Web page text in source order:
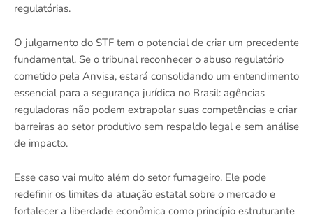
regulatórias.
O julgamento do STF tem o potencial de criar um precedente
fundamental. Se o tribunal reconhecer o abuso regulatório
cometido pela Anvisa, estará consolidando um entendimento
essencial para a segurança jurídica no Brasil: agências
reguladoras não podem extrapolar suas competências e criar
barreiras ao setor produtivo sem respaldo legal e sem análise
de impacto.
Esse caso vai muito além do setor fumageiro. Ele pode
redefinir os limites da atuação estatal sobre o mercado e
fortalecer a liberdade econômica como princípio estruturante